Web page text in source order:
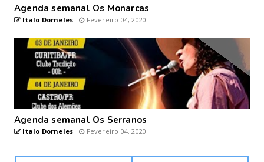
Agenda semanal Os Monarcas
Italo Dorneles Fevereiro 04, 2020
Agenda semanal Os Serranos
Italo Dorneles Fevereiro 04, 2020